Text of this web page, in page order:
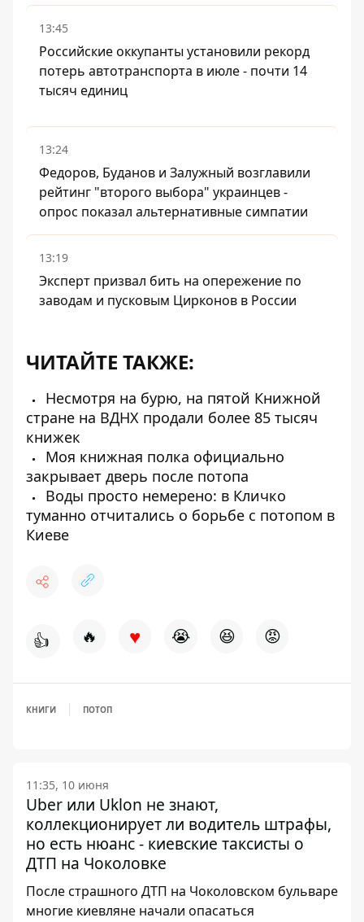
13:45
Российские оккупанты установили рекорд
потерь автотранспорта в июле - почти 14
тысяч единиц
13:24
Федоров, Буданов и Залужный возглавили
рейтинг "второго выбора" украинцев -
опрос показал альтернативные симпатии
13:19
Эксперт призвал бить на опережение по
заводам и пусковым Цирконов в России
ЧИТАЙТЕ ТАКЖЕ:
Несмотря на бурю, на пятой Книжной
стране на ВДНХ продали более 85 тысяч
книжек
Моя книжная полка официально
закрывает дверь после потопа
Воды просто немерено: в Кличко
туманно отчитались о борьбе с потопом в
Киеве
👍 🔥 ♥ 😭 😆 😡
КНИГИ ПОТОП
11:35, 10 июня
Uber или Uklon не знают,
коллекционирует ли водитель штрафы,
но есть нюанс - киевские таксисты о
ДТП на Чоколовке
После страшного ДТП на Чоколовском бульваре
многие киевляне начали опасаться